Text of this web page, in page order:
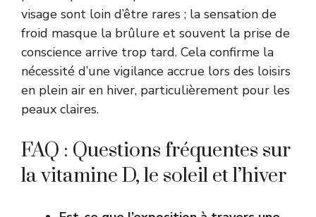
visage sont loin d’être rares ; la sensation de
froid masque la brûlure et souvent la prise de
conscience arrive trop tard. Cela confirme la
nécessité d’une vigilance accrue lors des loisirs
en plein air en hiver, particulièrement pour les
peaux claires.
FAQ : Questions fréquentes sur
la vitamine D, le soleil et l’hiver